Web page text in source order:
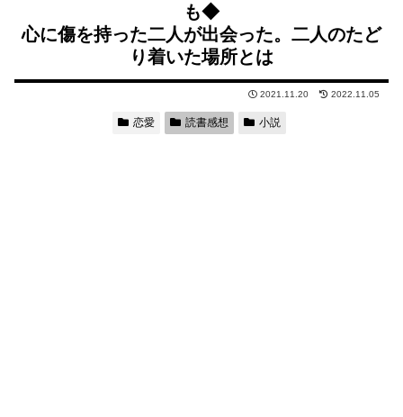
も◆
心に傷を持った二人が出会った。二人のたど
り着いた場所とは
2021.11.20 2022.11.05
恋愛 読書感想 小説